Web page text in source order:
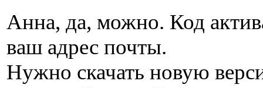
Анна, да, можно. Код
ваш адрес почты.
Нужно скачать новую